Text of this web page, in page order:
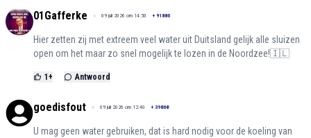
01Gafferke 09 juli 2026 om 14:50 + 91880
Hier zetten zij met extreem veel water uit Duitsland gelijk alle sluizen
open om het maar zo snel mogelijk te lozen in de Noordzee!🇮🇱
1 + Antwoord
goedisfout 09 juli 2026 om 12:40 + 39868
U mag geen water gebruiken, dat is hard nodig voor de koeling van